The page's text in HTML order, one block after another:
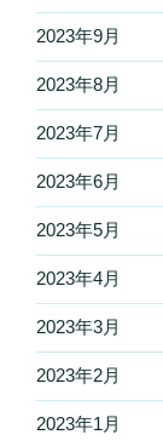
2023年9月
2023年8月
2023年7月
2023年6月
2023年5月
2023年4月
2023年3月
2023年2月
2023年1月